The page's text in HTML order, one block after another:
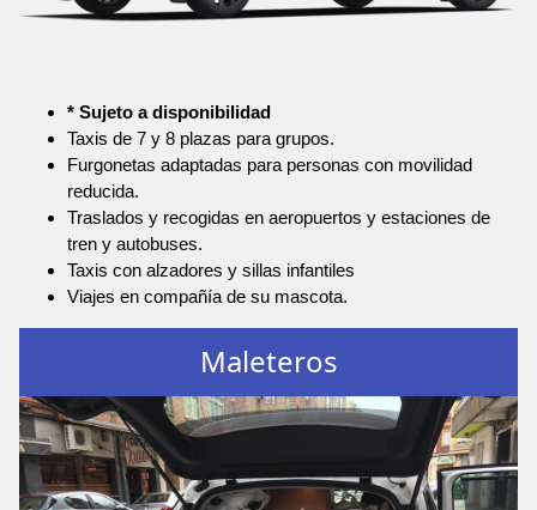
* Sujeto a disponibilidad
Taxis de 7 y 8 plazas para grupos.
Furgonetas adaptadas para personas con movilidad
reducida.
Traslados y recogidas en aeropuertos y estaciones de
tren y autobuses.
Taxis con alzadores y sillas infantiles
Viajes en compañía de su mascota.
Maleteros